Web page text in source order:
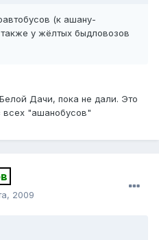
(к ашану-
у жёлтых быдловозов
Дачи, пока не дали. Это
всех "ашанобусов"
2009